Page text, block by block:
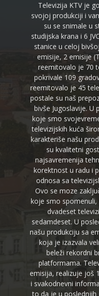
Televizija KTV je
svojoj produkciji i
su se snimale u
studijska krana i 6
stanice u celoj
emisije, 2 emisije
reemitovalo je 70
pokrivale 109
reemitovalo je 45
postale su naš
bivše Jugoslavije.
koje smo
televizijskih kuća
karakteriše našu
su kvalitetni
najsavremenija
korektnost u radu i
odnosa sa
Ovo se moze
koje smo
dvadeset
sedamdeset. U
našu produkciju sa
koja je izazvala
beleži rekordni
platformama.
emisija, realizuje još
i svakodnevni
to da je u poslednjih